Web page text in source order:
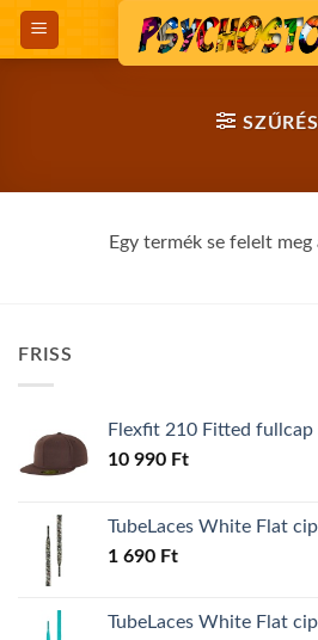
Skip
SZŰRÉS
Egy termék se felelt meg
FRISS
Flexfit 210 Fitted fullcap
10 990 Ft
TubeLaces White Flat
1 690 Ft
TubeLaces White Flat